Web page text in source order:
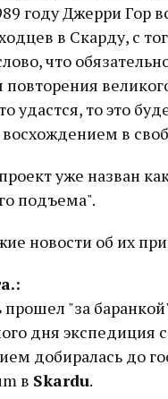
году Джерри Гор
в Скарду, с
что
повторения
удастся, то это
в
уже назван
подъема".
новости об их
прошел "за
дня экспедиция
добиралась до
в Skardu.